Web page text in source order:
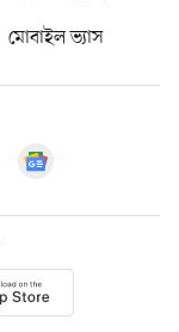
মোবাইল ভ্যাস